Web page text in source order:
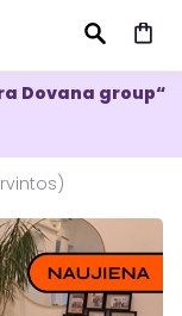
IEŠKOTI
Dovana group“